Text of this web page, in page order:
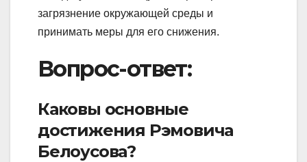
загрязнение окружающей среды и
принимать меры для его снижения.
Вопрос-ответ:
Каковы основные
достижения Рэмовича
Белоусова?